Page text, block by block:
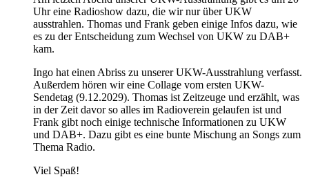
Uhr eine Radioshow dazu, die wir nur über UKW
ausstrahlen. Thomas und Frank geben einige Infos dazu, wie
es zu der Entscheidung zum Wechsel von UKW zu DAB+
kam.
Ingo hat einen Abriss zu unserer UKW-Ausstrahlung verfasst.
Außerdem hören wir eine Collage vom ersten UKW-
Sendetag (9.12.2029). Thomas ist Zeitzeuge und erzählt, was
in der Zeit davor so alles im Radioverein gelaufen ist und
Frank gibt noch einige technische Informationen zu UKW
und DAB+. Dazu gibt es eine bunte Mischung an Songs zum
Thema Radio.
Viel Spaß!